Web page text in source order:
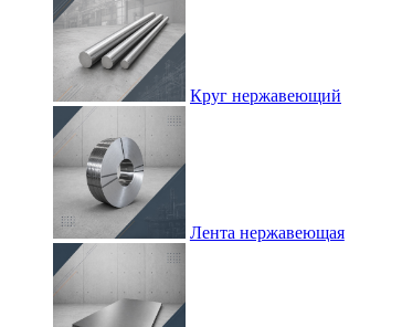
Круг нержавеющий
Лента нержавеющая